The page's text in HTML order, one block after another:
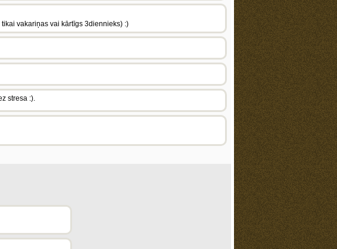
vakariņas vai kārtīgs 3diennieks) :)
stresa :).